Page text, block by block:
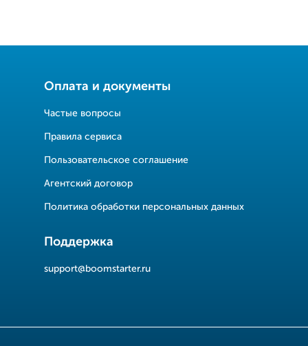
Оплата и документы
Частые вопросы
Правила сервиса
Пользовательское соглашение
Агентский договор
Политика обработки персональных данных
Поддержка
support@boomstarter.ru